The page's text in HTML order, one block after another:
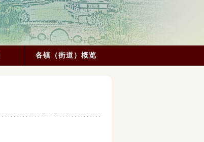
各镇（街道）概览